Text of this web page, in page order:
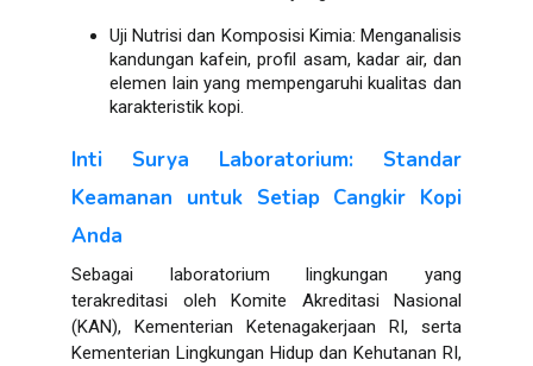
Uji Nutrisi dan Komposisi Kimia: Menganalisis
kandungan kafein, profil asam, kadar air, dan
elemen lain yang mempengaruhi kualitas dan
karakteristik kopi.
Inti Surya Laboratorium: Standar
Keamanan untuk Setiap Cangkir Kopi
Anda
Sebagai laboratorium lingkungan yang
terakreditasi oleh Komite Akreditasi Nasional
(KAN), Kementerian Ketenagakerjaan RI, serta
Kementerian Lingkungan Hidup dan Kehutanan RI,